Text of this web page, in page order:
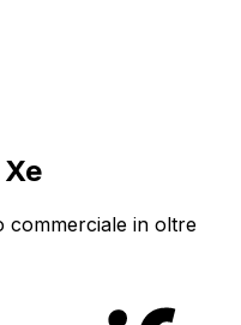
commerciale in oltre